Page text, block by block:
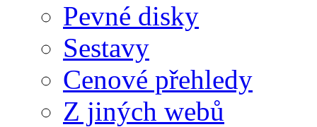
Pevné disky
Sestavy
Cenové přehledy
Z jiných webů